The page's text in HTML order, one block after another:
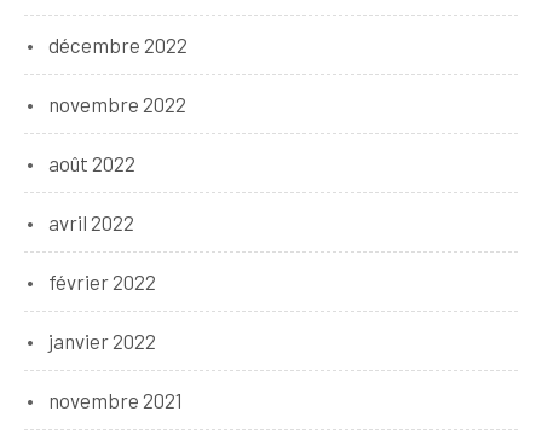
décembre 2022
novembre 2022
août 2022
avril 2022
février 2022
janvier 2022
novembre 2021